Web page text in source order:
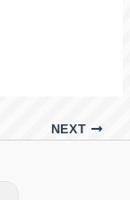
NEXT